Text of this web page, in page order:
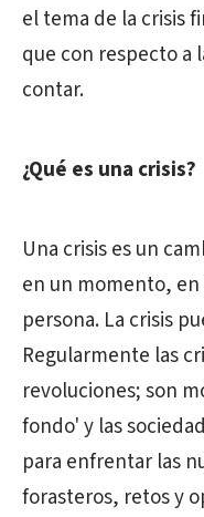
el tema de la crisis
que con respecto a
contar.
¿Qué es una crisis?
Una crisis es un
en un momento,
persona. La crisis
Regularmente las
revoluciones; son
fondo' y las
para enfrentar las
forasteros, retos y